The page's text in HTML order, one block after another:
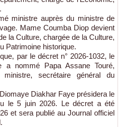
ministre auprès du ministre de
Mame Coumba Diop devient
la Culture, chargée de la Culture,
Patrimoine historique.
par le décret n° 2026-1032, le
a nommé Papa Assane Touré,
ministre, secrétaire général du
Diakhar Faye présidera le
le 5 juin 2026. Le décret a été
et sera publié au Journal officiel